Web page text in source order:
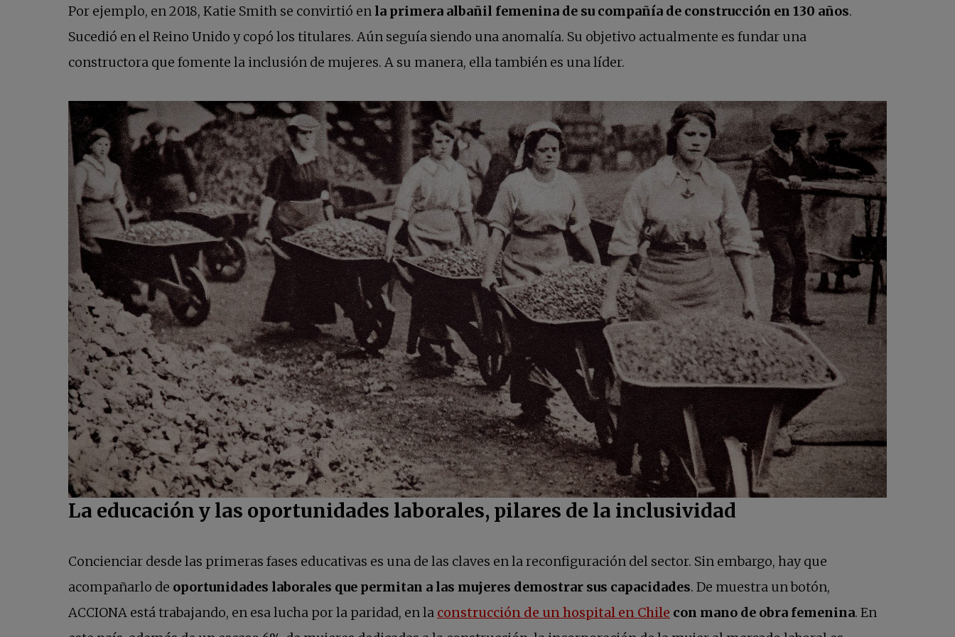
Por ejemplo, en 2018, Katie Smith se convirtió en la primera albañil femenina de su compañía de construcción en 130 años.
Sucedió en el Reino Unido y copó los titulares. Aún seguía siendo una anomalía. Su objetivo actualmente es fundar una
constructora que fomente la inclusión de mujeres. A su manera, ella también es una líder.
La educación y las oportunidades laborales, pilares de la inclusividad
Concienciar desde las primeras fases educativas es una de las claves en la reconfiguración del sector. Sin embargo, hay que
acompañarlo de oportunidades laborales que permitan a las mujeres demostrar sus capacidades. De muestra un botón,
ACCIONA está trabajando, en esa lucha por la paridad, en la construcción de un hospital en Chile se abre en una pestaña nueva
con mano de obra femenina. En